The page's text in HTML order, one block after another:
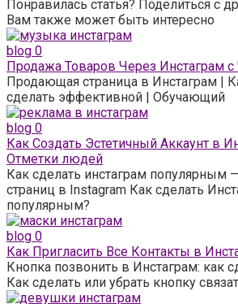
Понравилась статья? Поделиться с
Вам также может быть интересно
blog 0
Продажа Товаров Через Инстаграм с
Продающая страница в Инстаграм |
сделать эффективной | Обучающий
blog 0
Как Создать Эстетичный Аккаунт в
Отметки людей
Как сделать инстаграм популярным
страниц в Instagram Как сделать
популярным?
blog 0
Как Пригласить Все Контакты в
Кнопка позвонить в Инстаграм: как
Как сделать или убрать кнопку